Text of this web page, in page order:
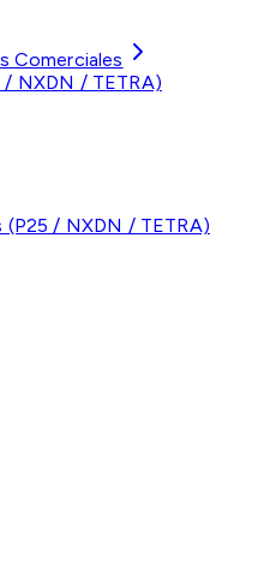
Comerciales
/ NXDN / TETRA)
(P25 / NXDN / TETRA)